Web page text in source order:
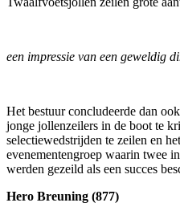
een impressie van een geweldig
Het bestuur concludeerde dan
jonge jollenzeilers in de boot te
selectiewedstrijden te zeilen en
evenementengroep waarin twee
werden gezeild als een succes
Hero Breuning (877)